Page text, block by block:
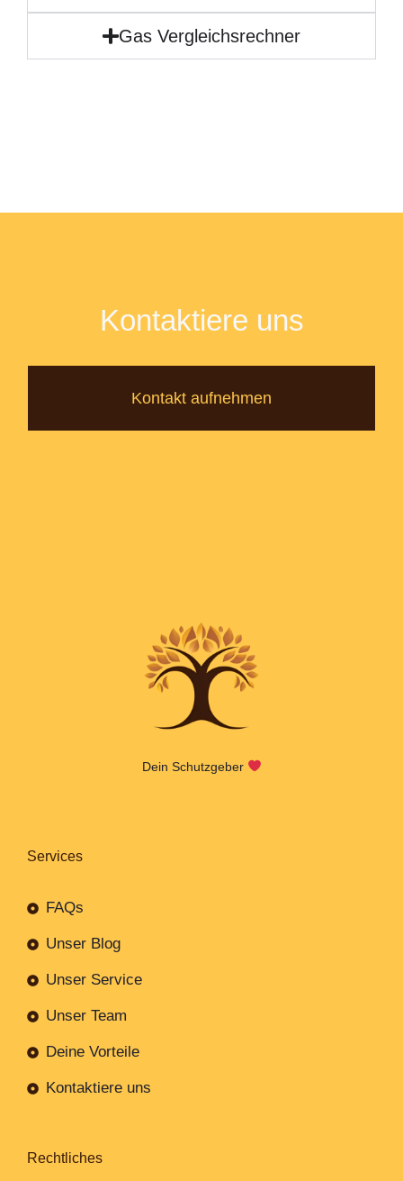
Gas Vergleichsrechner
Kontaktiere uns
Kontakt aufnehmen
Dein Schutzgeber
Services
FAQs
Unser Blog
Unser Service
Unser Team
Deine Vorteile
Kontaktiere uns
Rechtliches